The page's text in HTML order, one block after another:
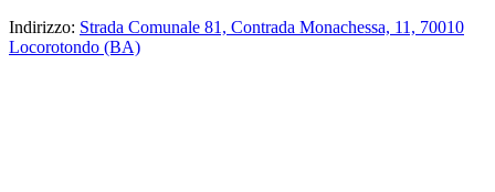
Indirizzo: Strada Comunale 81, Contrada Monachessa, 11, 70010
Locorotondo (BA)